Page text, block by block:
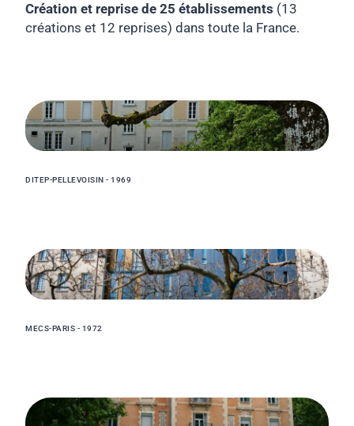
Création et reprise de 25 établissements (13
créations et 12 reprises) dans toute la France.
DITEP-PELLEVOISIN - 1969
MECS-PARIS - 1972